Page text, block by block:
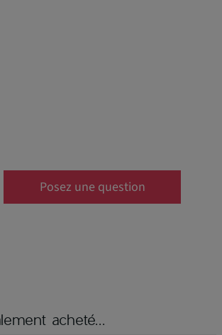
Posez une question
acheté...